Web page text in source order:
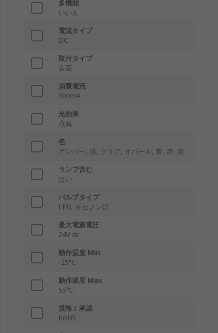
多機能
いいえ
電流タイプ
DC
取付タイプ
表面
消費電流
300mA
光効果
点滅
色
アンバー, 緑, クリア, オパール, 青, 赤, 黄
ランプ含む
はい
バルブタイプ
LED, キセノン灯
最大電源電圧
24V dc
動作温度 Min
-25°C
動作温度 Max
55°C
規格 / 承認
RoHS